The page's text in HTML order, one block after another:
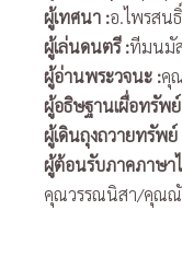
ผู้เทศนา :อ.ไพรสน
ผู้เล่นดนตรี:ทีมนมั
ผู้อ่านพระวจนะ :คุ
ผู้อธิษฐานเผื่อทรัพ
ผู้เดินถุงถวายทรัพย์
ผู้ต้อนรับภาคภาษา
คุณวรรณนิสา/คุณ